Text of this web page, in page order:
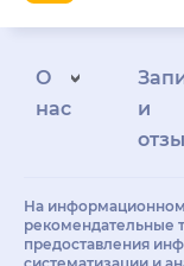
О
нас
и
На
рекомендательные
предоставления